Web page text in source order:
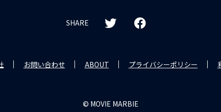
SHARE
お問い合わせ ABOUT プライバシーポリシー
© MOVIE MARBIE